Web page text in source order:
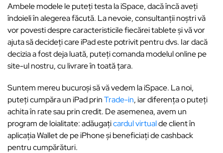
Ambele modele le puteți testa la iSpace, dacă încă aveți
îndoieli în alegerea făcută. La nevoie, consultanții noștri vă
vor povesti despre caracteristicile fiecărei tablete și vă vor
ajuta să decideți care iPad este potrivit pentru dvs. Iar dacă
decizia a fost deja luată, puteți comanda modelul online pe
site-ul nostru, cu livrare în toată țara.
Suntem mereu bucuroși să vă vedem la iSpace. La noi,
puteți cumpăra un iPad prinTrade-in, iar diferența o puteți
achita în rate sau prin credit. De asemenea, avem un
program de loialitate: adăugațicardul virtualde client în
aplicația Wallet de pe iPhone și beneficiați de cashback
pentru cumpărături.